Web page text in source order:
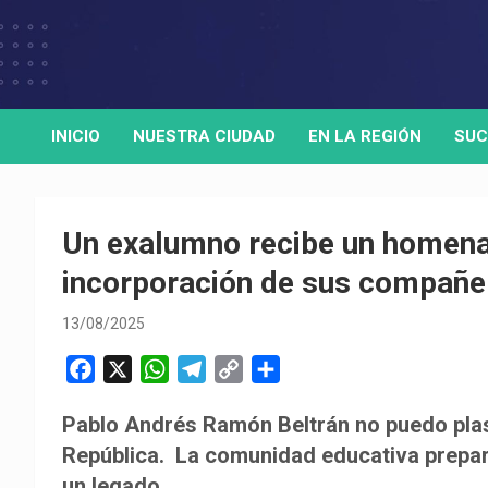
to
HORA32
Medio de comunicación digital
INICIO NUESTRA CIUDAD EN LA REGIÓN
Un exalumno recibe un
incorporación de sus
13/08/2025
c
e
b
W
a
l
e
p
y
m
p
Pablo Andrés Ramón Beltrán no puedo
República. La comunidad educativa